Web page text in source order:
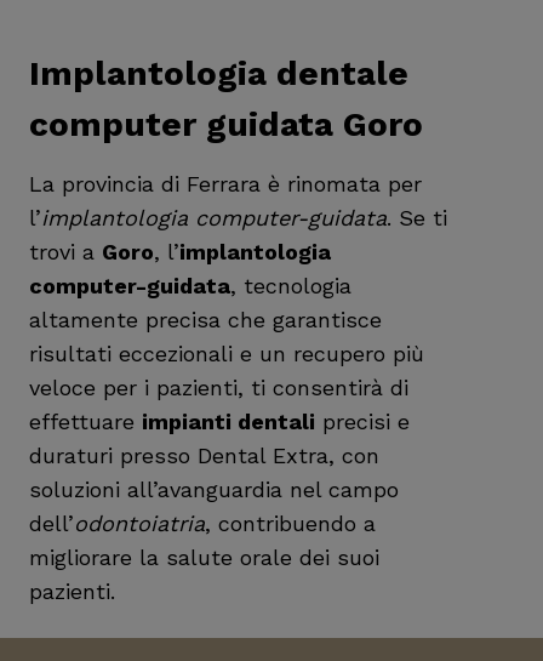
Implantologia dentale
computer guidata Goro
La provincia di Ferrara è rinomata per
l’implantologia computer-guidata. Se ti
trovi a Goro, l’implantologia
computer-guidata, tecnologia
altamente precisa che garantisce
risultati eccezionali e un recupero più
veloce per i pazienti, ti consentirà di
effettuare impianti dentali precisi e
duraturi presso Dental Extra, con
soluzioni all’avanguardia nel campo
dell’odontoiatria, contribuendo a
migliorare la salute orale dei suoi
pazienti.